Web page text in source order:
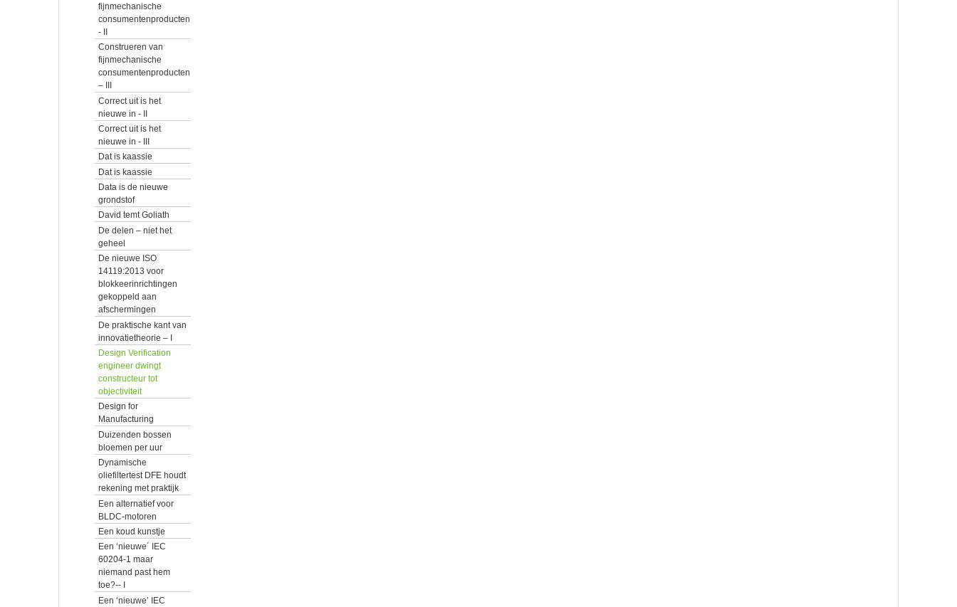
fijnmechanische
consumentenproducten
- II
Construeren van
fijnmechanische
consumentenproducten
– III
Correct uit is het
nieuwe in - II
Correct uit is het
nieuwe in - III
Dat is kaassie
Dat is kaassie
Data is de nieuwe
grondstof
David temt Goliath
De delen – niet het
geheel
De nieuwe ISO
14119:2013 voor
blokkeerinrichtingen
gekoppeld aan
afschermingen
De praktische kant van
innovatietheorie – I
Design Verification
engineer dwingt
constructeur tot
objectiviteit
Design for
Manufacturing
Duizenden bossen
bloemen per uur
Dynamische
oliefiltertest DFE houdt
rekening met praktijk
Een alternatief voor
BLDC-motoren
Een koud kunstje
Een ‘nieuwe´ IEC
60204-1 maar
niemand past hem
toe?-- I
Een ‘nieuwe’ IEC